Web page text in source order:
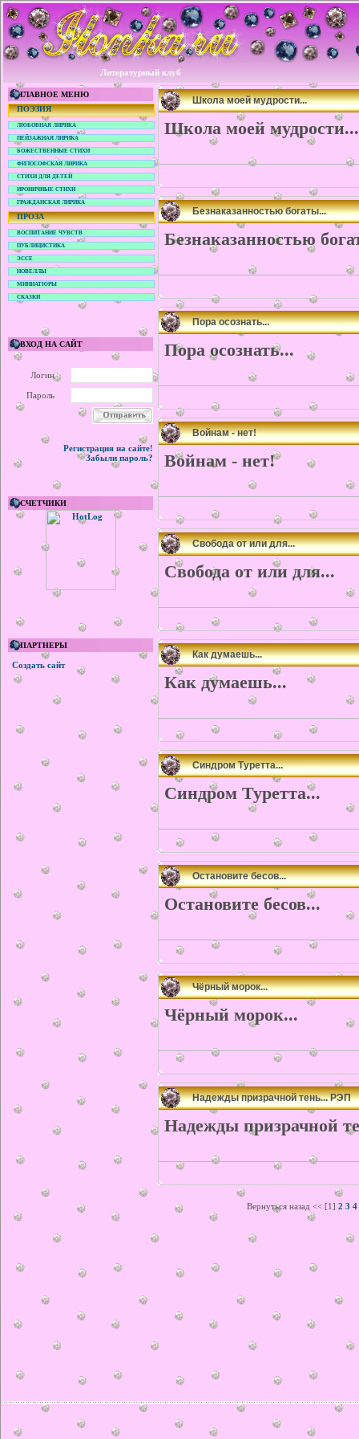
Литературный клуб
ГЛАВНОЕ МЕНЮ
ПОЭЗИЯ
ЛЮБОВНАЯ ЛИРИКА
ПЕЙЗАЖНАЯ ЛИРИКА
БОЖЕСТВЕННЫЕ СТИХИ
ФИЛОСОФСКАЯ ЛИРИКА
СТИХИ ДЛЯ ДЕТЕЙ
ИРОНИЧНЫЕ СТИХИ
ГРАЖДАНСКАЯ ЛИРИКА
ПРОЗА
ВОСПИТАНИЕ ЧУВСТВ
ПУБЛИЦИСТИКА
ЭССЕ
НОВЕЛЛЫ
МИНИАТЮРЫ
СКАЗКИ
ВХОД НА САЙТ
Логин
Пароль
Регистрация на сайте!
Забыли пароль?
СЧЕТЧИКИ
ПАРТНЕРЫ
Создать сайт
Школа моей мудрости...
Школа моей мудрости...
Безнаказанностью богаты...
Безнаказанностью
Пора осознать...
Пора осознать...
Войнам - нет!
Войнам - нет!
Свобода от или для...
Свобода от или для...
Как думаешь...
Как думаешь...
Синдром Туретта...
Синдром Туретта...
Остановите бесов...
Остановите бесов...
Чёрный морок...
Чёрный морок...
Надежды призрачной тень... РЭП
Надежды призрачной
Вернуться назад << [1] 2 3 4
©